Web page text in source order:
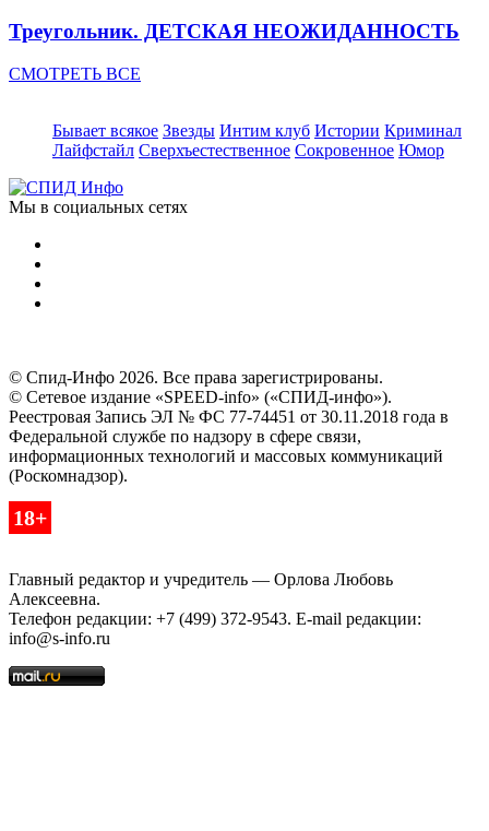
Треугольник. ДЕТСКАЯ НЕОЖИДАННОСТЬ
СМОТРЕТЬ ВСЕ
Бывает всякое Звезды Интим клуб Истории Криминал
Лайфстайл Сверхъестественное Сокровенное Юмор
Мы в социальных сетях
© Спид-Инфо 2026. Все права зарегистрированы.
© Сетевое издание «SPEED-info» («СПИД-инфо»).
Реестровая Запись ЭЛ № ФС 77-74451 от 30.11.2018 года в
Федеральной службе по надзору в сфере связи,
информационных технологий и массовых коммуникаций
(Роскомнадзор).
18+
Главный редактор и учредитель — Орлова Любовь
Алексеевна.
Телефон редакции: +7 (499) 372-9543. E-mail редакции:
info@s-info.ru